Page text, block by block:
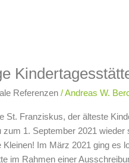
Referenzen /Andreas W.
St. Franziskus, der älteste
zum 1. September 2021
Im März 2021 ging es
im Rahmen einer